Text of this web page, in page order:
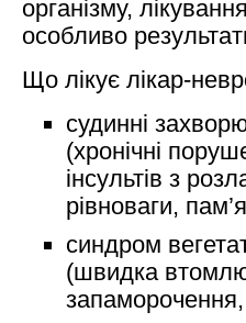
організму,
особливо
Що лікує лікар-
судинні
(хронічні
інсультів з
рівноваги,
синдром
(швидка
запаморочення,